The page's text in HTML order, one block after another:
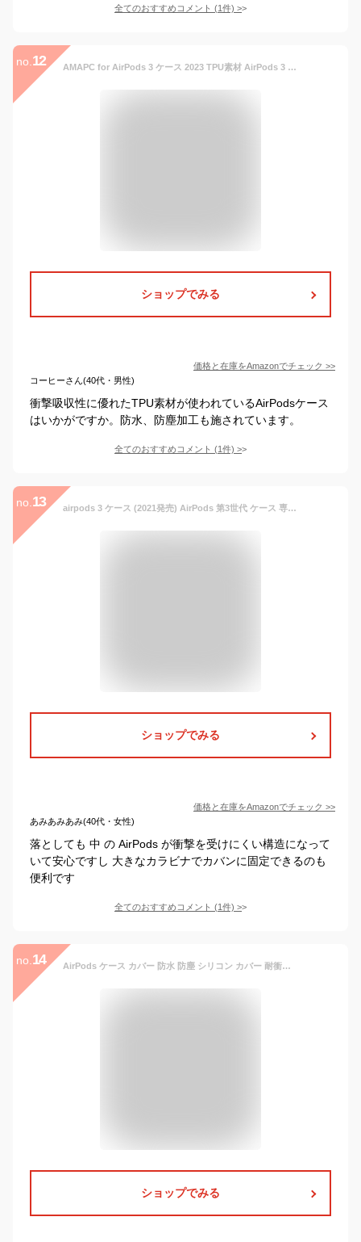
全てのおすすめコメント (1件) >
no. 12 AMAPC for AirPods 3 ケース 2023 TPU素材 AirPods 3 用 ケース ワイヤレス充電可能 軽量 キズ防止 スリム 耐衝撃 防水 防塵 紛失防止 柔らかい AirPods 3用 保護カーバ クリア
ショップでみる
価格と在庫をAmazonでチェック >>
コーヒーさん(40代・男性)
衝撃吸収性に優れたTPU素材が使われているAirPodsケース
はいかがですか。防水、防塵加工も施されています。
全てのおすすめコメント (1件) >
no. 13 airpods 3 ケース (2021発売) AirPods 第3世代 ケース 専用 カバー エアーポッズ ケース 充電式フルプロテクション 耐落下性 耐擦傷 耐衝撃 防水 前面のLEDが隠れない ワイヤレス充電対応 (ワインレッド)
ショップでみる
価格と在庫をAmazonでチェック >>
あみあみあみ(40代・女性)
落としても 中 の AirPods が衝撃を受けにくい構造になって
いて安心ですし 大きなカラビナでカバンに固定できるのも
便利です
全てのおすすめコメント (1件) >
no. 14 AirPods ケース カバー 防水 防塵 シリコン カバー 耐衝撃 衝撃 吸収 シンプル 保護 アクセサリー 防滴 ほこり防止 [ Apple AirPods 1 第1世代 MMEF2J/A & AirPods 2 第2世代 MRXJ2J/A MV7N2J/A MR8U2J/A Wireless Charging Case エアーポッズ 対応 ] elago WATERPROOF CASE
ショップでみる